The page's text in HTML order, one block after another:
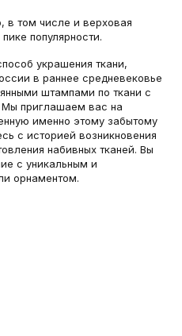
в том числе и верховая
популярности.
украшения ткани,
в раннее средневековье
штампами по ткани с
приглашаем вас на
именно этому забытому
с историей возникновения
набивных тканей. Вы
с уникальным и
орнаментом.